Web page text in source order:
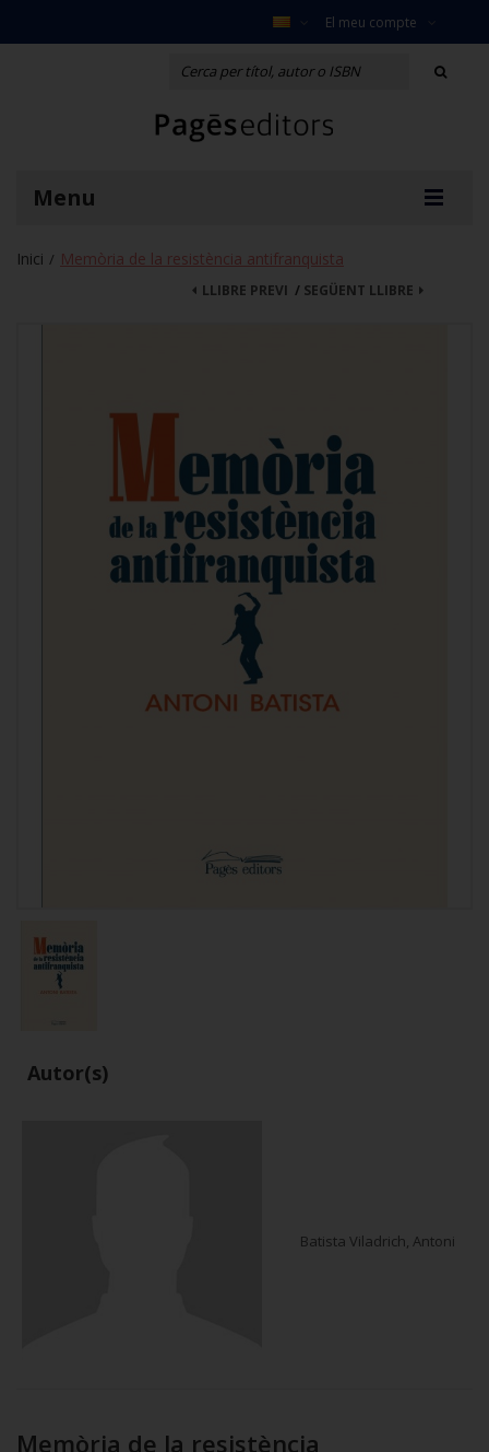
El meu compte
Menu
Inici / Memòria de la resistència antifranquista
SEGÜENT LLIBRE
LLIBRE PREVI /
Autor(s)
Batista Viladrich, Antoni
Memòria de la resistència